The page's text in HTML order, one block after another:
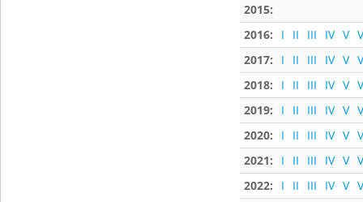
2015:
2016:
I II III IV V
2017:
I II III IV V
2018:
I II III IV V
2019:
I II III IV V
2020:
I II III IV V
2021:
I II III IV V
2022:
I II III IV V